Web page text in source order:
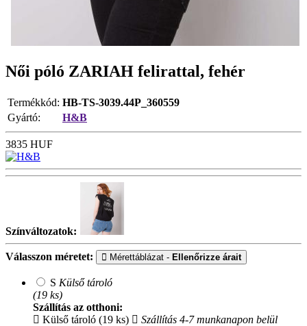
Női póló ZARIAH felirattal, fehér
Termékkód: HB-TS-3039.44P_360559
Gyártó:
H&B
3835 HUF
Színváltozatok:
Válasszon méretet: Mérettáblázat - Ellenőrizze árait
S Külső tároló
(19 ks)
Szállítás az otthoni:
Külső tároló (19 ks)
Szállítás 4-7 munkanapon belül